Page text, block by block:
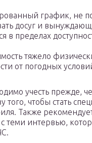
график, не
досуг и
в пределах
тяжело
от погодных
учесть прежде,
того, чтобы стать
Также
с теми интервью,